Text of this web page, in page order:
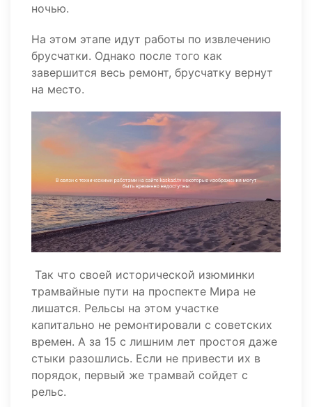
ночью.
На этом этапе идут работы по извлечению
брусчатки. Однако после того как
завершится весь ремонт, брусчатку вернут
на место.
Так что своей исторической изюминки
трамвайные пути на проспекте Мира не
лишатся. Рельсы на этом участке
капитально не ремонтировали с советских
времен. А за 15 с лишним лет простоя даже
стыки разошлись. Если не привести их в
порядок, первый же трамвай сойдет с
рельс.